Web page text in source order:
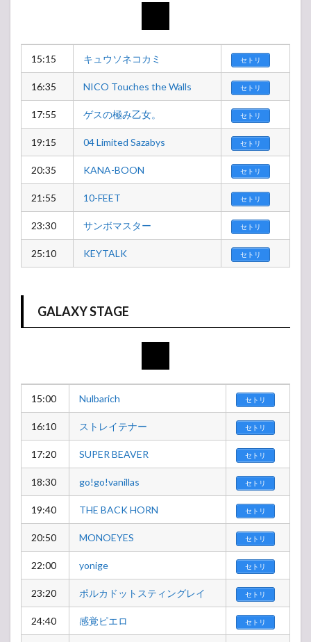
15:15 キュウソネコカミ セトリ
16:35 NICO Touches the Walls セトリ
17:55 ゲスの極み乙女。 セトリ
19:15 04 Limited Sazabys セトリ
20:35 KANA-BOON セトリ
21:55 10-FEET セトリ
23:30 サンボマスター セトリ
25:10 KEYTALK セトリ
GALAXY STAGE
15:00 Nulbarich セトリ
16:10 ストレイテナー セトリ
17:20 SUPER BEAVER セトリ
18:30 go!go!vanillas セトリ
19:40 THE BACK HORN セトリ
20:50 MONOEYES セトリ
22:00 yonige セトリ
23:20 ポルカドットスティングレイ セトリ
24:40 感覚ピエロ セトリ